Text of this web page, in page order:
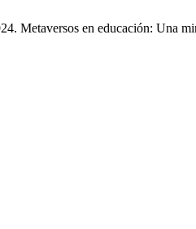
Metaversos en educación: Una